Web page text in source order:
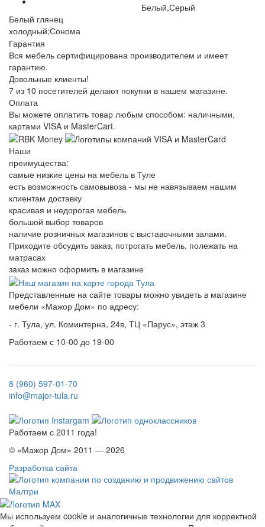
Белый глянец
холодный;Сонома
Белый,Серый
Гарантия
Вся мебель сертифицирована производителем и имеет
гарантию.
Довольные клиенты!
7 из 10 посетителей делают покупки в нашем магазине.
Оплата
Вы можете оплатить товар любым способом: наличными,
картами VISA и MasterCart.
Наши
преимущества:
самые низкие цены на мебель в Туле
есть возможность самовывоза - мы не навязываем нашим
клиентам доставку
красивая и недорогая мебель
большой выбор товаров
наличие розничных магазинов с выставочными залами.
Приходите обсудить заказ, потрогать мебель, полежать на
матрасах
заказ можно оформить в магазине
Представленные на сайте товары можно увидеть в магазине
мебели «Мажор Дом» по адресу:
- г. Тула, ул. Коминтерна, 24в, ТЦ «Парус», этаж 3
Работаем с 10-00 до 19-00
8 (960) 597-01-70
info@major-tula.ru
Работаем с 2011 года!
© «Мажор Дом» 2011 — 2026
Разработка сайта
Мы используем cookie и аналогичные технологии для корректной